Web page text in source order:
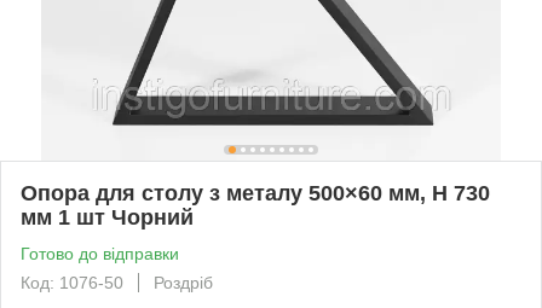
Опора для столу з металу 500×60 мм, H 730
мм 1 шт Чорний
Готово до відправки
Код: 1076-50
Роздріб